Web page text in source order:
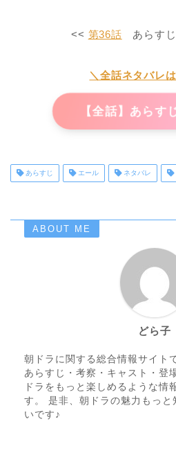
<< 第36話 あらす
＼全話ネタバレ
【全話】あらす
あらすじ エール ネタバレ
ABOUT ME
どら子
朝ドラに関する総合情報サイト
あらすじ・考察・キャスト・登
ドラをもっと楽しめるような情
す。 是非、朝ドラの魅力もっと
いです♪